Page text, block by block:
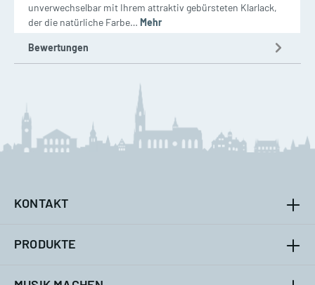
unverwechselbar mit Ihrem attraktiv gebürsteten Klarlack,
der die natürliche Farbe… Mehr
Bewertungen
KONTAKT
PRODUKTE